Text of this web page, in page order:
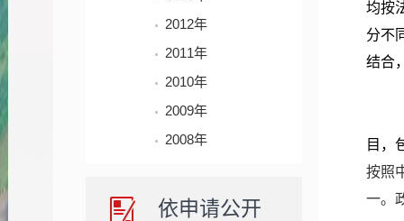
2012年
2011年
2010年
2009年
2008年
依申请公开
均按
分不
结合
目，
按照
一。